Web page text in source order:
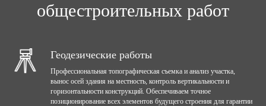
общестроительных работ
Геодезические работы
Профессиональная топографическая съемка и анализ участка,
вынос осей здания на местность, контроль вертикальности и
горизонтальности конструкций. Обеспечиваем точное
позиционирование всех элементов будущего строения для гарантии